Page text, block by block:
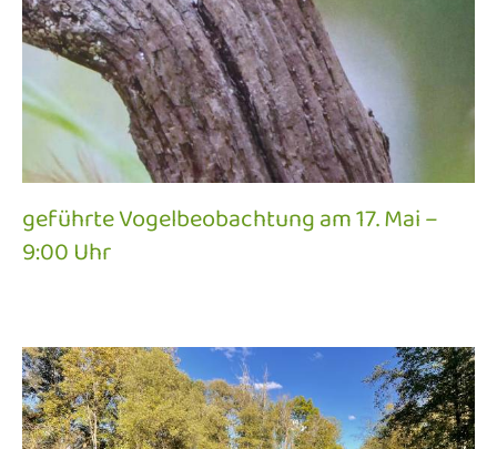
geführte Vogelbeobachtung am 17. Mai –
9:00 Uhr